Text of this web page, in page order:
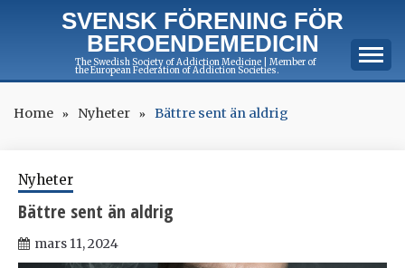
SVENSK FÖRENING FÖR
BEROENDEMEDICIN
The Swedish Society of Addiction Medicine | Member of
the European Federation of Addiction Societies.
Home Nyheter Bättre sent än aldrig
Nyheter
Bättre sent än aldrig
mars 11, 2024